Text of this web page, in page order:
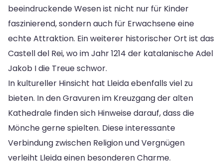
beeindruckende Wesen ist nicht nur für Kinder
faszinierend, sondern auch für Erwachsene eine
echte Attraktion. Ein weiterer historischer Ort ist das
Castell del Rei, wo im Jahr 1214 der katalanische Adel
Jakob I die Treue schwor.
In kultureller Hinsicht hat Lleida ebenfalls viel zu
bieten. In den Gravuren im Kreuzgang der alten
Kathedrale finden sich Hinweise darauf, dass die
Mönche gerne spielten. Diese interessante
Verbindung zwischen Religion und Vergnügen
verleiht Lleida einen besonderen Charme.